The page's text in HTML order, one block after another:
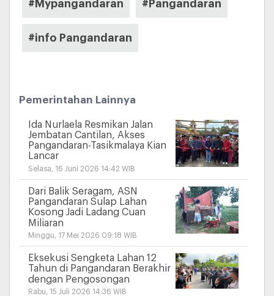
#Mypangandaran #Pangandaran
#info Pangandaran
Pemerintahan Lainnya
Ida Nurlaela Resmikan Jalan
Jembatan Cantilan, Akses
Pangandaran-Tasikmalaya Kian
Lancar
Selasa, 16 Juni 2026 14:42 WIB
Dari Balik Seragam, ASN
Pangandaran Sulap Lahan
Kosong Jadi Ladang Cuan
Miliaran
Minggu, 17 Mei 2026 09:18 WIB
Eksekusi Sengketa Lahan 12
Tahun di Pangandaran Berakhir
dengan Pengosongan
Rabu, 15 Juli 2026 14:36 WIB